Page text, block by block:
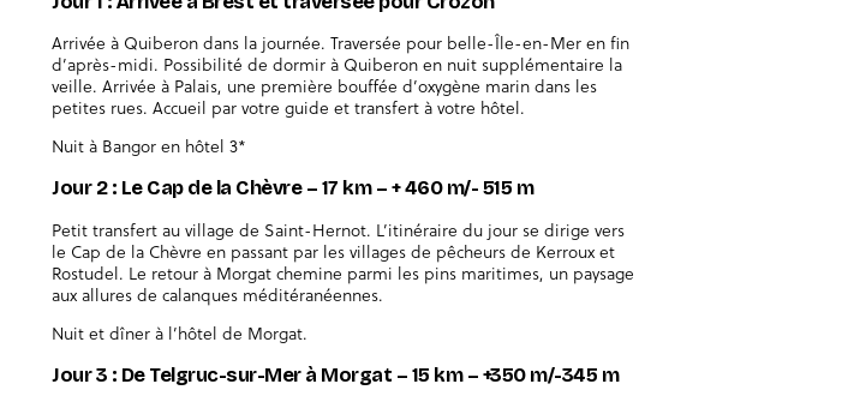
Arrivée à Quiberon dans la journée. Traversée pour belle-Île-en-Mer en fin
d’après-midi. Possibilité de dormir à Quiberon en nuit supplémentaire la
veille. Arrivée à Palais, une première bouffée d’oxygène marin dans les
petites rues. Accueil par votre guide et transfert à votre hôtel.
Nuit à Bangor en hôtel 3*
Jour 2 : Le Cap de la Chèvre – 17 km – + 460 m/- 515 m
Petit transfert au village de Saint-Hernot. L’itinéraire du jour se dirige vers
le Cap de la Chèvre en passant par les villages de pêcheurs de Kerroux et
Rostudel. Le retour à Morgat chemine parmi les pins maritimes, un paysage
aux allures de calanques méditéranéennes.
Nuit et dîner à l’hôtel de Morgat.
Jour 3 : De Telgruc-sur-Mer à Morgat – 15 km – +350 m/-345 m